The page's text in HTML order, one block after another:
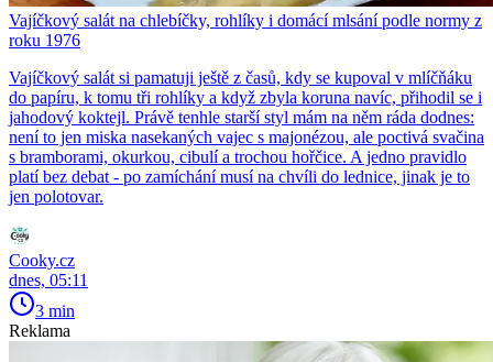
Vajíčkový salát na chlebíčky, rohlíky i domácí mlsání podle normy z
roku 1976
Vajíčkový salát si pamatuji ještě z časů, kdy se kupoval v mlíčňáku
do papíru, k tomu tři rohlíky a když zbyla koruna navíc, přihodil se i
jahodový koktejl. Právě tenhle starší styl mám na něm ráda dodnes:
není to jen miska nasekaných vajec s majonézou, ale poctivá svačina
s bramborami, okurkou, cibulí a trochou hořčice. A jedno pravidlo
platí bez debat - po zamíchání musí na chvíli do lednice, jinak je to
jen polotovar.
Cooky.cz
dnes, 05:11
3 min
Reklama